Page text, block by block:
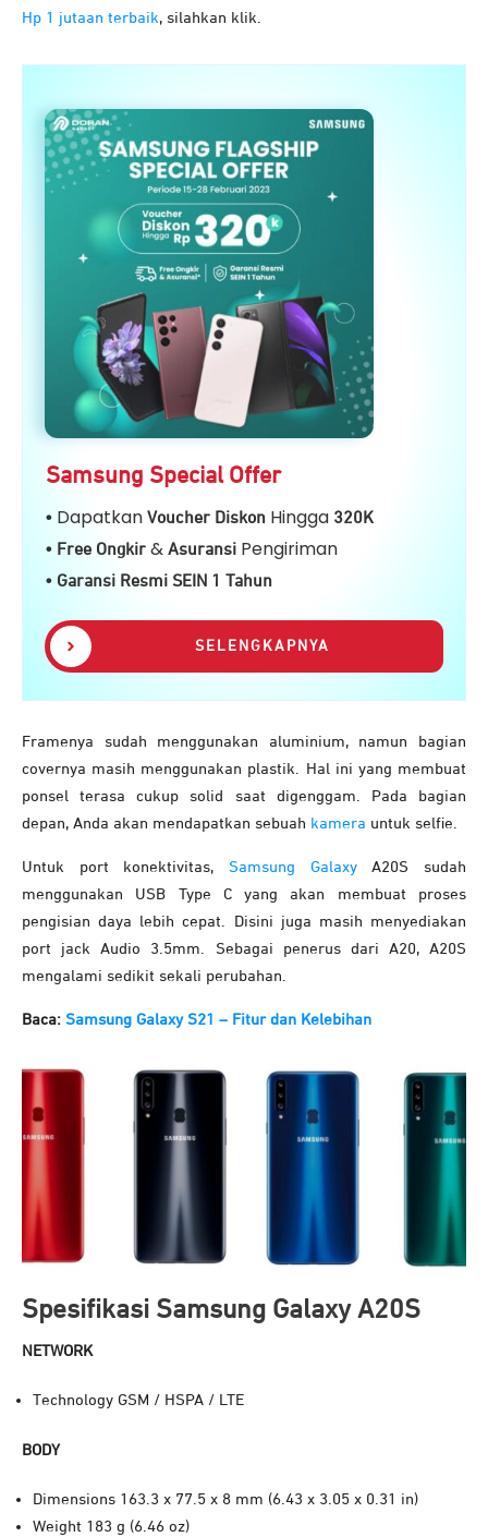
Hp 1 jutaan terbaik, silahkan klik.
Samsung Special Offer
• Dapatkan Voucher Diskon Hingga 320K
• Free Ongkir & Asuransi Pengiriman
• Garansi Resmi SEIN 1 Tahun
SELENGKAPNYA
Framenya sudah menggunakan aluminium, namun bagian
covernya masih menggunakan plastik. Hal ini yang membuat
ponsel terasa cukup solid saat digenggam. Pada bagian
depan, Anda akan mendapatkan sebuah kamera untuk selfie.
Untuk port konektivitas, Samsung GalaxyA20S sudah
menggunakan USB Type C yang akan membuat proses
pengisian daya lebih cepat. Disini juga masih menyediakan
port jack Audio 3.5mm. Sebagai penerus dari A20, A20S
mengalami sedikit sekali perubahan
Baca: Samsung Galaxy S21 – Fitur dan Kelebihan
Spesifikasi Samsung Galaxy A20S
NETWORK
Technology GSM / HSPA / LTE
BODY
Dimensions 163.3 x 77.5 x 8 mm (6.43 x 3.05 x 0.31 in)
Weight 183 g (6.46 oz)